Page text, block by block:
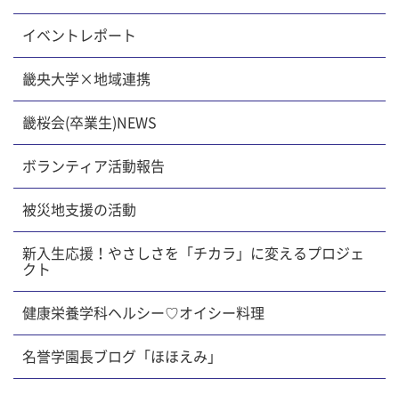
イベントレポート
畿央大学×地域連携
畿桜会(卒業生)NEWS
ボランティア活動報告
被災地支援の活動
新入生応援！やさしさを「チカラ」に変えるプロジェ
クト
健康栄養学科ヘルシー♡オイシー料理
名誉学園長ブログ「ほほえみ」